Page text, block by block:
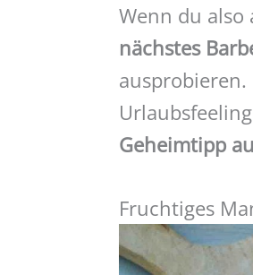
Wenn du also
nächstes
Geheimtipp
Fruchtiges